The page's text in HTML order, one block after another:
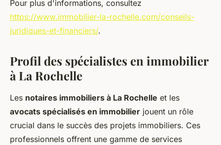
Pour plus d'informations, consultez
https://www.immobilier-la-rochelle.com/conseils-
juridiques-et-financiers/.
Profil des spécialistes en immobilier
à La Rochelle
Les notaires immobiliers à La Rochelle et les
avocats spécialisés en immobilier jouent un rôle
crucial dans le succès des projets immobiliers. Ces
professionnels offrent une gamme de services